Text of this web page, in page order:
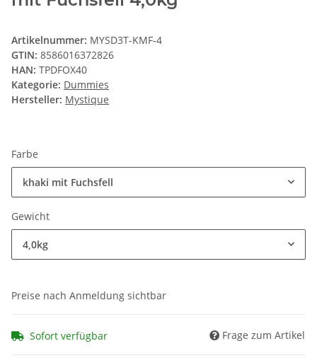
Artikelnummer: MYSD3T-KMF-4
GTIN: 8586016372826
HAN: TPDFOX40
Kategorie: Dummies
Hersteller: Mystique
Farbe
khaki mit Fuchsfell
Gewicht
4,0kg
Preise nach Anmeldung sichtbar
Sofort verfügbar Frage zum Artikel